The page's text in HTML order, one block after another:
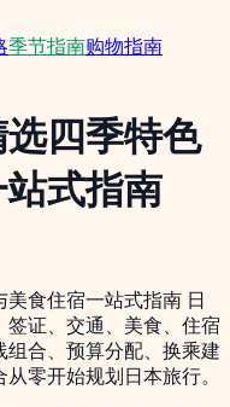
季节指南购物指南
四季特色
式指南
食住宿一站式指南 日
证、交通、美食、住宿
合、预算分配、换乘建
零开始规划日本旅行。